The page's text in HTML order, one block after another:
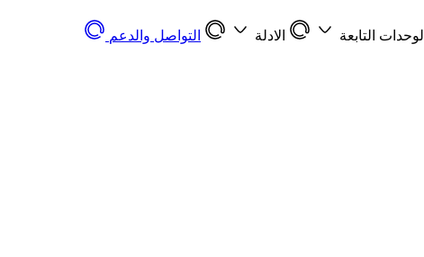
الوحدات التابعة الادلة التواصل والدعم